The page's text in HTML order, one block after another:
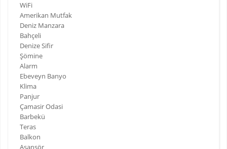
WiFi
Amerikan Mutfak
Deniz Manzara
Bahçeli
Denize Sifir
Şömine
Alarm
Ebeveyn Banyo
Klima
Panjur
Çamasir Odasi
Barbekü
Teras
Balkon
Asansör